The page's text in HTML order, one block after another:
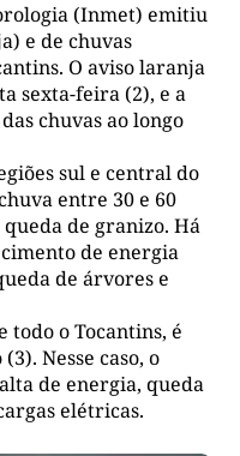
(Inmet) emitiu
e de chuvas
O aviso laranja
sexta-feira (2), e a
chuvas ao longo
sul e central do
entre 30 e 60
de granizo. Há
de energia
de árvores e
todo o Tocantins, é
Nesse caso, o
de energia, queda
elétricas.